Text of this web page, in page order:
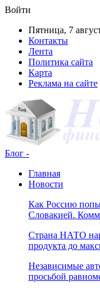
Войти
Пятница, 7
Контакты
Лента
Политика сайта
Карта
Реклама на сайте
Блог -
Главная
Новости
Как Россию
Словакией.
Страна НАТО
продукта до
Независимые
просьбой